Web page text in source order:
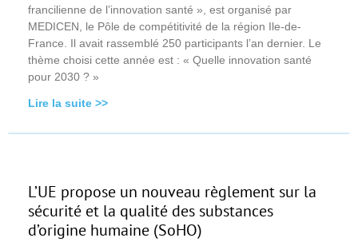
francilienne de l’innovation santé », est organisé par
MEDICEN, le Pôle de compétitivité de la région Ile-de-
France. Il avait rassemblé 250 participants l’an dernier. Le
thème choisi cette année est : « Quelle innovation santé
pour 2030 ? »
Lire la suite >>
L’UE propose un nouveau règlement sur la
sécurité et la qualité des substances
d’origine humaine (SoHO)